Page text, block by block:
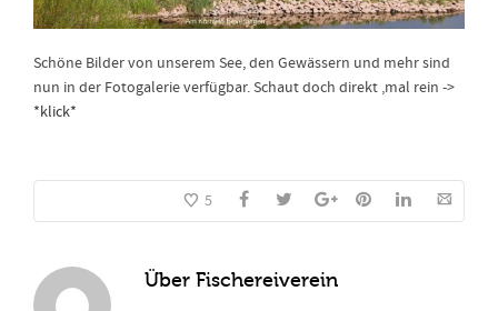
Schöne Bilder von unserem See, den Gewässern und mehr sind
nun in der Fotogalerie verfügbar. Schaut doch direkt ‚mal rein ->
*klick*
5
Über Fischereiverein